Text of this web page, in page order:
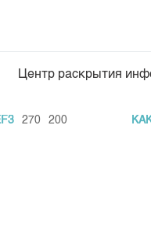
Центр раскрытия
270 200